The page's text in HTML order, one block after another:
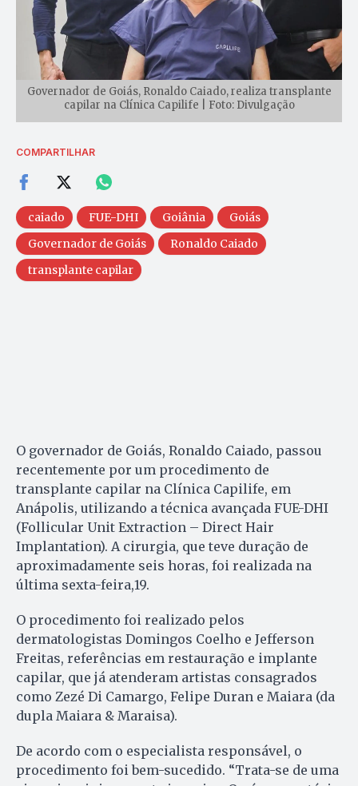
Governador de Goiás, Ronaldo Caiado, realiza transplante
capilar na Clínica Capilife | Foto: Divulgação
COMPARTILHAR
caiado FUE-DHI Goiânia
Goiás
Governador de Goiás
Ronaldo Caiado
transplante capilar
O governador de Goiás, Ronaldo Caiado, passou
recentemente por um procedimento de
transplante capilar na Clínica Capilife, em
Anápolis, utilizando a técnica avançada FUE-DHI
(Follicular Unit Extraction – Direct Hair
Implantation). A cirurgia, que teve duração de
aproximadamente seis horas, foi realizada na
última sexta-feira,19.
O procedimento foi realizado pelos
dermatologistas Domingos Coelho e Jefferson
Freitas, referências em restauração e implante
capilar, que já atenderam artistas consagrados
como Zezé Di Camargo, Felipe Duran e Maiara (da
dupla Maiara & Maraisa).
De acordo com o especialista responsável, o
procedimento foi bem-sucedido. “Trata-se de uma